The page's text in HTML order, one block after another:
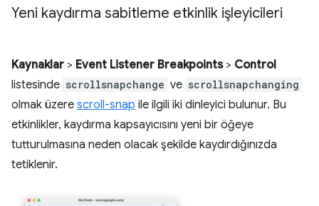
Yeni kaydırma sabitleme etkinlik işleyicileri
Kaynaklar > Event Listener Breakpoints> Control
listesinde scrollsnapchange ve scrollsnapchanging
olmak üzere scroll-snap ile ilgili iki dinleyici bulunur. Bu
etkinlikler, kaydırma kapsayıcısını yeni bir öğeye
tutturulmasına neden olacak şekilde kaydırdığınızda
tetiklenir.